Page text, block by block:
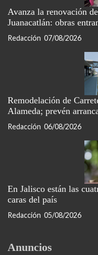
Avanza la renovación
Juanacatlán: obras
Redacción 07/08/2026
Remodelación de
Alameda; prevén
Redacción 06/08/2026
En Jalisco están las
caras del país
Redacción 05/08/2026
Anuncios